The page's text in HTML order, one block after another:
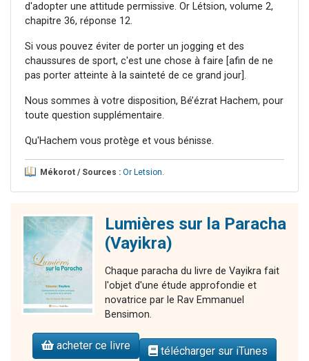
d'adopter une attitude permissive. Or Létsion, volume 2,
chapitre 36, réponse 12.
Si vous pouvez éviter de porter un jogging et des
chaussures de sport, c'est une chose à faire [afin de ne
pas porter atteinte à la sainteté de ce grand jour].
Nous sommes à votre disposition, Bé’ézrat Hachem, pour
toute question supplémentaire.
Qu'Hachem vous protège et vous bénisse.
Mékorot / Sources : Or Letsion.
Lumières sur la Paracha
(Vayikra)
Chaque paracha du livre de Vayikra fait
l'objet d'une étude approfondie et
novatrice par le Rav Emmanuel
Bensimon.
acheter ce livre télécharger sur iTunes